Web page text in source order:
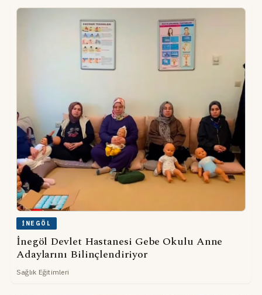
İNEGÖL
İnegöl Devlet Hastanesi Gebe Okulu Anne
Adaylarını Bilinçlendiriyor
Sağlık Eğitimleri